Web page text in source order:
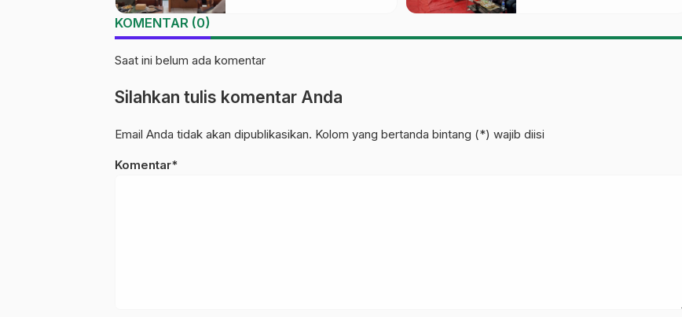
KOMENTAR (0)
Saat ini belum ada komentar
Silahkan tulis komentar Anda
Email Anda tidak akan dipublikasikan. Kolom yang bertanda bintang (*) wajib diisi
Komentar*